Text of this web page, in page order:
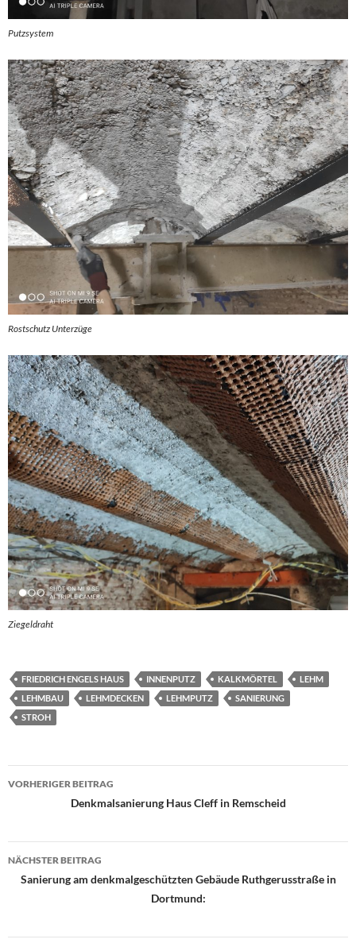
Putzsystem
Rostschutz Unterzüge
Ziegeldraht
FRIEDRICH ENGELS HAUS INNENPUTZ KALKMÖRTEL
LEHM
LEHMBAU
LEHMDECKEN LEHMPUTZ
SANIERUNG
STROH
Beitragsnavigation
VORHERIGER BEITRAG
Denkmalsanierung Haus Cleff in Remscheid
NÄCHSTER BEITRAG
Sanierung am denkmalgeschützten Gebäude Ruthgerusstraße in
Dortmund: